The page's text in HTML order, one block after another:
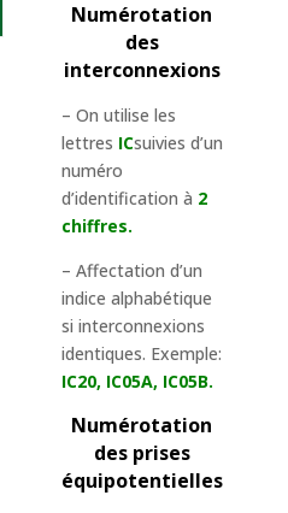
Numérotation
des
interconnexions
– On utilise les
lettres ICsuivies d’un
numéro
d’identification à 2
chiffres.
– Affectation d’un
indice alphabétique
si interconnexions
identiques. Exemple:
IC20, IC05A, IC05B.
Numérotation
des prises
équipotentielles